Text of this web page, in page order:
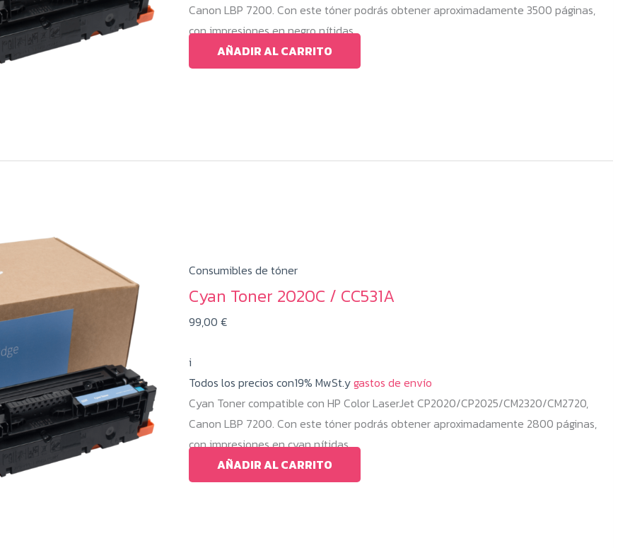
Canon LBP 7200. Con este tóner podrás obtener aproximadamente 3500 páginas,
con impresiones en negro nítidas.
AÑADIR AL CARRITO
Consumibles de tóner
Cyan Toner 2020C / CC531A
99,00 €
i
Todos los precios con19% MwSt.ygastos de envío
Cyan Toner compatible con HP Color LaserJet CP2020/CP2025/CM2320/CM2720,
Canon LBP 7200. Con este tóner podrás obtener aproximadamente 2800 páginas,
con impresiones en cyan nítidas.
AÑADIR AL CARRITO